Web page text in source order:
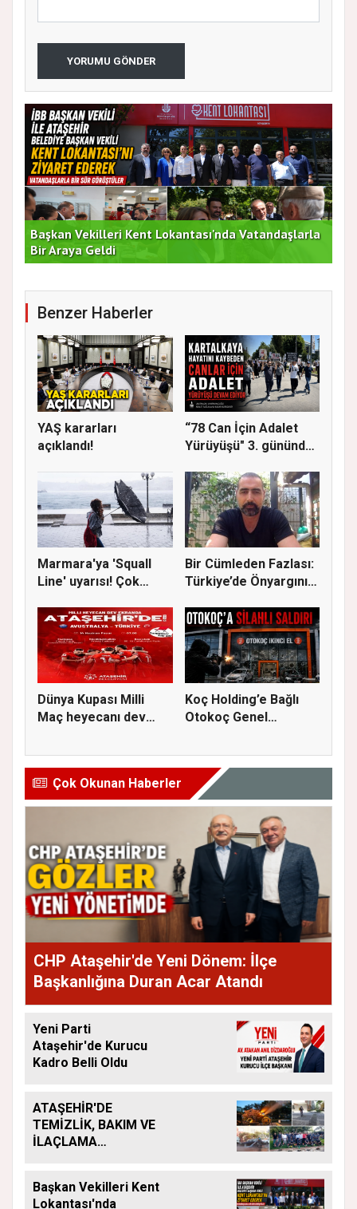
YORUMU GÖNDER
Duran Acar'dan İlk Adım: "Büyük Ataşehir
Buluşması"
Benzer Haberler
YAŞ kararları
açıklandı!
“78 Can İçin Adalet
Yürüyüşü" 3. gününde
Marmara'ya 'Squall
Line' uyarısı! Çok
Bir Cümleden Fazlası:
Türkiye’de Önyargının
Dünya Kupası Milli
Maç heyecanı dev
Koç Holding’e Bağlı
Otokoç Genel
Çok Okunan Haberler
CHP Ataşehir'de Yeni Dönem: İlçe
Başkanlığına Duran Acar Atandı
Yeni Parti
Ataşehir'de Kurucu
Kadro Belli Oldu
ATAŞEHİR'DE
TEMİZLİK, BAKIM VE
İLAÇLAMA
Başkan Vekilleri Kent
Lokantası'nda